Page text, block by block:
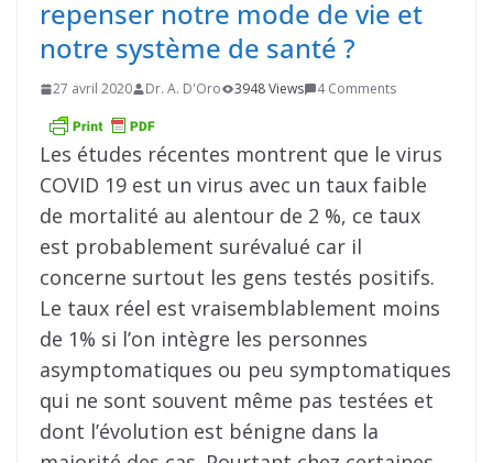
repenser notre mode de vie et
notre système de santé ?
27 avril 2020 Dr. A. D'Oro 3948 Views 4 Comments
Les études récentes montrent que le virus
COVID 19 est un virus avec un taux faible
de mortalité au alentour de 2 %, ce taux
est probablement surévalué car il
concerne surtout les gens testés positifs.
Le taux réel est vraisemblablement moins
de 1% si l’on intègre les personnes
asymptomatiques ou peu symptomatiques
qui ne sont souvent même pas testées et
dont l’évolution est bénigne dans la